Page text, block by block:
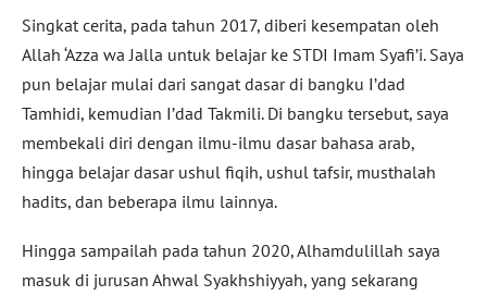
Singkat cerita, pada tahun 2017, diberi kesempatan oleh
Allah ‘Azza wa Jalla untuk belajar ke STDI Imam Syafi’i. Saya
pun belajar mulai dari sangat dasar di bangku I’dad
Tamhidi, kemudian I’dad Takmili. Di bangku tersebut, saya
membekali diri dengan ilmu-ilmu dasar bahasa arab,
hingga belajar dasar ushul fiqih, ushul tafsir, musthalah
hadits, dan beberapa ilmu lainnya.
Hingga sampailah pada tahun 2020, Alhamdulillah saya
masuk di jurusan Ahwal Syakhshiyyah, yang sekarang